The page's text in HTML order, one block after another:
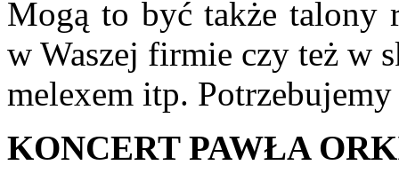
Mogą to być także talony
w Waszej firmie czy też w
melexem itp.
KONCERT PAWŁA